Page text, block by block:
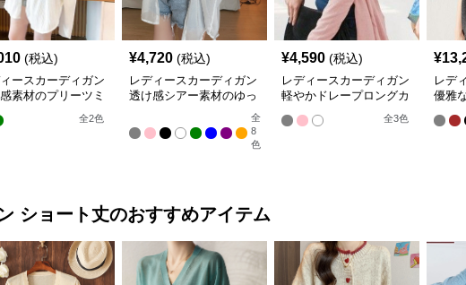
(税込)
ースカーディガン
素材のプリーツミ
丈羽織りカーディガ
全2色
¥4,720 (税込)
レディースカーディガン
透け感シアー素材のゆっ
全
8
色
¥4,590 (税込)
レディースカーディガン
軽やかドレープロングカ
全3色
¥
レデ
優雅
ショート丈のおすすめアイテム